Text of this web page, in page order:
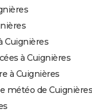
Cuignières
à Cuignières
à Cuignières
météo de Cuignières